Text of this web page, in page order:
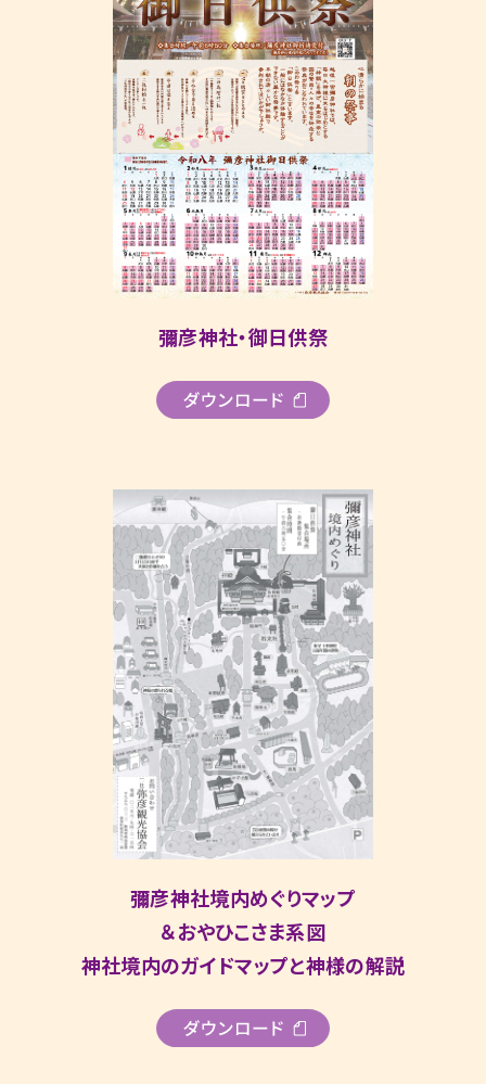
彌彦神社・御日供祭
彌彦神社境内めぐりマップ
＆おやひこさま系図
神社境内のガイドマップと神様の解説